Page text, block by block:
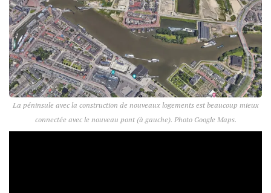
La péninsule avec la construction de nouveaux logements est beaucoup mieux
connectée avec le nouveau pont (à gauche). Photo Google Maps.